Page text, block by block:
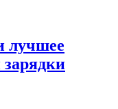
лучшее